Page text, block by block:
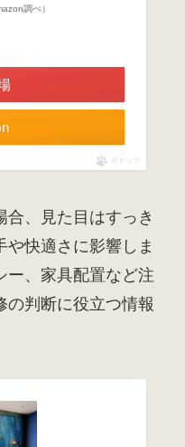
調べ）
ポチップ
、見た目はすっき
や快適さに影響しま
ー、家具配置など注
の判断に役立つ情報